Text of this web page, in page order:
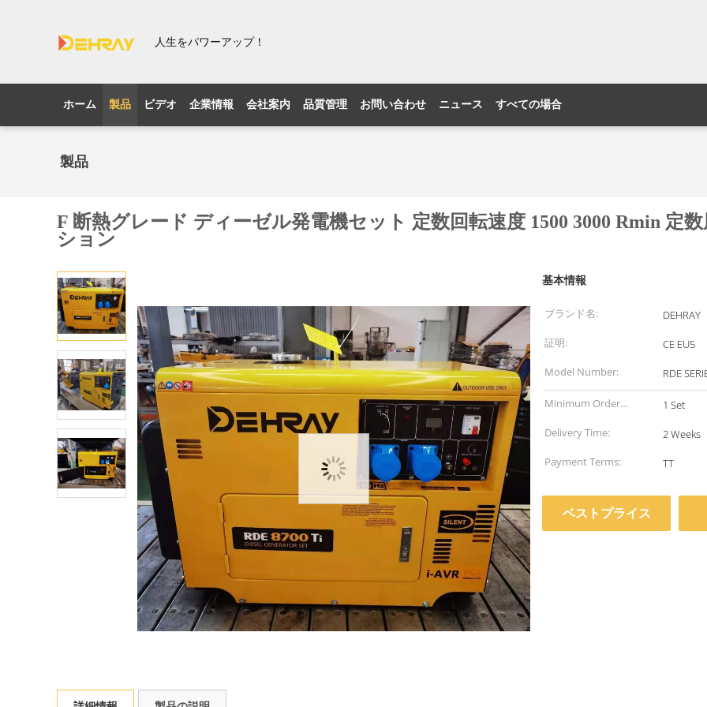
人生をパワーアップ！
ホーム 製品 ビデオ 企業情報 会社案内 品質管理 お問い合わせ ニュース すべての場合
製品
F 断熱グレード ディーゼル発電機セット 定数回転速度 1500 3000 Rmin 定
ション
基本情報
ブランド名:
DEHRAY
証明:
CE EU5
Model Number:
RDE
Minimum Order
Quantity:
1 Set
Delivery Time:
2 Weeks
Payment Terms:
TT
ベストプライス